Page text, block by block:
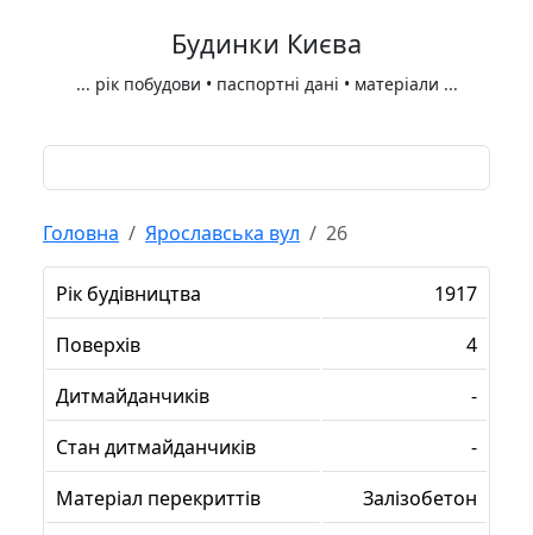
Будинки Києва
... рік побудови • паспортні дані • матеріали ...
Головна Ярославська вул 26
Рік будівництва
1917
Поверхів
4
Дитмайданчиків
-
Стан дитмайданчиків
-
Матеріал перекриттів
Залізобетон